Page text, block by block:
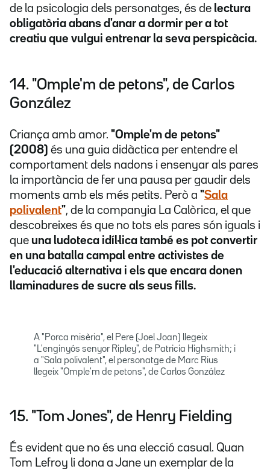
de la psicologia dels personatges, és de lectura
obligatòria abans d'anar a dormir per a tot
creatiu que vulgui entrenar la seva perspicàcia.
14. "Omple'm de petons", de Carlos
González
Criança amb amor. "Omple'm de petons"
(2008) és una guia didàctica per entendre el
comportament dels nadons i ensenyar als pares
la importància de fer una pausa per gaudir dels
moments amb els més petits. Però a "Sala
polivalent", de la companyia La Calòrica, el que
descobreixes és que no tots els pares són iguals i
que una ludoteca idíl·lica també es pot convertir
en una batalla campal entre activistes de
l'educació alternativa i els que encara donen
llaminadures de sucre als seus fills.
A "Porca misèria", el Pere (Joel Joan) llegeix
"L'enginyós senyor Ripley", de Patricia Highsmith; i
a "Sala polivalent", el personatge de Marc Rius
llegeix "Omple'm de petons", de Carlos González
15. "Tom Jones", de Henry Fielding
És evident que no és una elecció casual. Quan
Tom Lefroy li dona a Jane un exemplar de la